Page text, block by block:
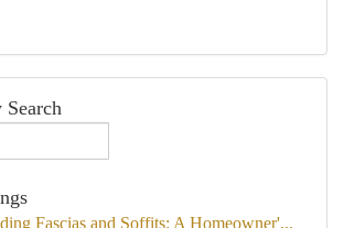
Fascias and Soffits: A Homeowner'...